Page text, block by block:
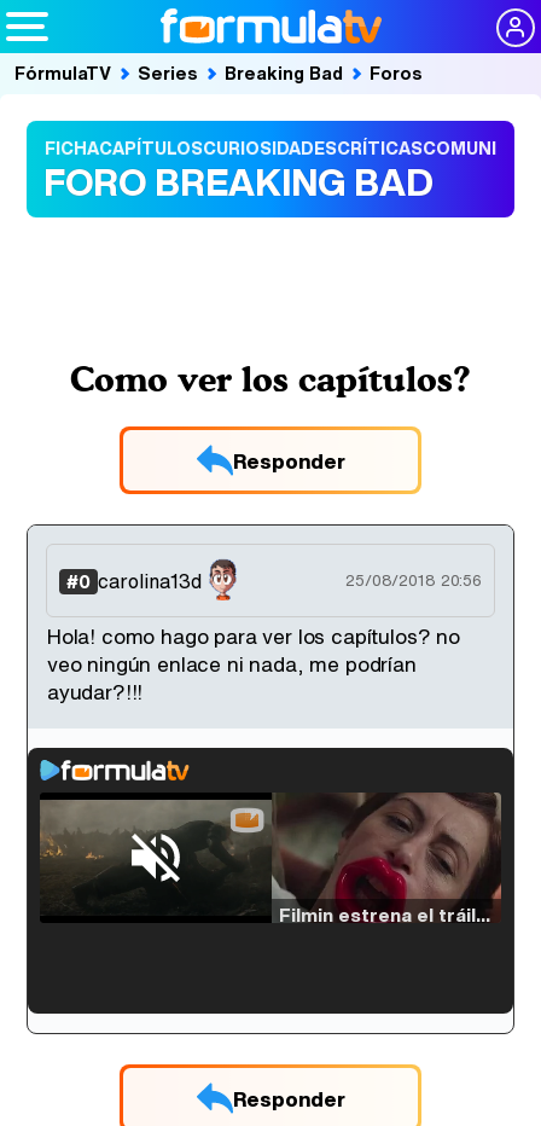
FórmulaTV Series Breaking Bad Foros
FICHACAPÍTULOSCURIOSIDADESCRÍTICASCOMUNIDAD
FORO BREAKING BAD
Como ver los capítulos?
Responder
#0 carolina13d 25/08/2018 20:56
Hola! como hago para ver los capítulos? no
veo ningún enlace ni nada, me podrían
ayudar?!!!
Loaded
29.30%
Filmin estrena el tráiler de 'Millennial Mal', su nueva comedia universitaria de la mano de Lorena Iglesias
Responder